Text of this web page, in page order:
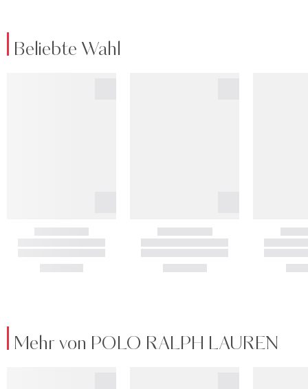
Beliebte Wahl
Mehr von POLO RALPH LAUREN